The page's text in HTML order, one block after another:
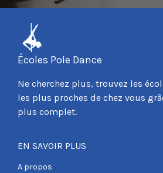
Écoles Pole Dance
Ne cherchez plus, trouvez les
les plus proches de chez vous
plus complet.
EN SAVOIR PLUS
A propos